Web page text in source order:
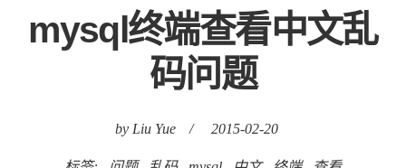
mysql终端查看中文乱
码问题
by Liu Yue / 2015-02-20